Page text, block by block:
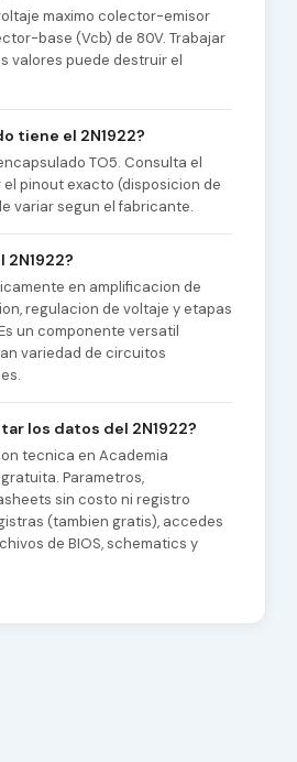
maximo colector-emisor
base (Vcb) de 80V. Trabajar
valores puede destruir el
tiene el 2N1922?
TO5. Consulta el
pinout exacto (disposicion de
variar segun el fabricante.
2N1922?
en amplificacion de
regulacion de voltaje y etapas
un componente versatil
variedad de circuitos
los datos del 2N1922?
tecnica en Academia
Parametros,
sin costo ni registro
(tambien gratis), accedes
de BIOS, schematics y